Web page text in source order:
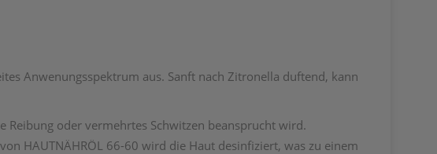
Anwenungsspektrum aus. Sanft nach Zitronella duftend, kann
Reibung oder vermehrtes Schwitzen beansprucht wird.
HAUTNÄHRÖL 66-60 wird die Haut desinfiziert, was zu einem